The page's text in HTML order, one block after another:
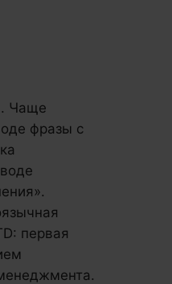
Чаще
фразы с
первая